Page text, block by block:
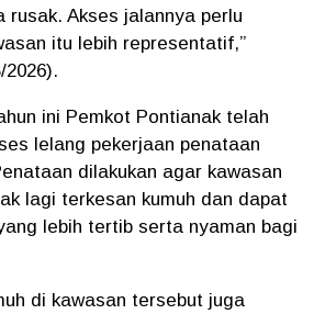
rusak. Akses jalannya perlu
itu lebih representatif,”
ini Pemkot Pontianak telah
lelang pekerjaan penataan
dilakukan agar kawasan
lagi terkesan kumuh dan dapat
lebih tertib serta nyaman bagi
di kawasan tersebut juga